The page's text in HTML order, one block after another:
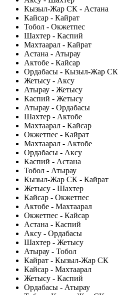
Кызыл-Жар СК - Астана
Кайсар - Кайрат
Тобол - Окжетпес
Шахтер - Каспий
Махтаарал - Кайрат
Астана - Атырау
Актобе - Кайсар
Ордабасы - Кызыл-Жар СК
Жетысу - Аксу
Атырау - Жетысу
Каспий - Жетысу
Атырау - Ордабасы
Шахтер - Актобе
Махтаарал - Кайсар
Окжетпес - Кайрат
Махтаарал - Актобе
Ордабасы - Аксу
Каспий - Астана
Тобол - Атырау
Кызыл-Жар СК - Кайрат
Жетысу - Шахтер
Кайсар - Окжетпес
Актобе - Махтаарал
Окжетпес - Кайсар
Астана - Каспий
Аксу - Ордабасы
Шахтер - Жетысу
Атырау - Тобол
Кайрат - Кызыл-Жар СК
Кайсар - Махтаарал
Жетысу - Каспий
Ордабасы - Атырау